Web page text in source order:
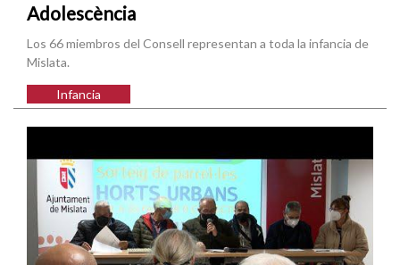
Adolescència
Los 66 miembros del Consell representan a toda la infancia de
Mislata.
Infancia